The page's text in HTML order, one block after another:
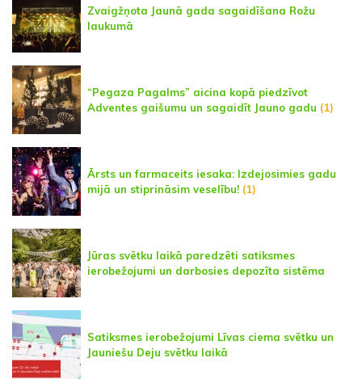
Zvaigžņota Jaunā gada sagaidīšana Rožu
laukumā
“Pegaza Pagalms” aicina kopā piedzīvot
Adventes gaišumu un sagaidīt Jauno gadu (1)
Ārsts un farmaceits iesaka: Izdejosimies gadu
mijā un stiprināsim veselību! (1)
Jūras svētku laikā paredzēti satiksmes
ierobežojumi un darbosies depozīta sistēma
Satiksmes ierobežojumi Līvas ciema svētku un
Jauniešu Deju svētku laikā